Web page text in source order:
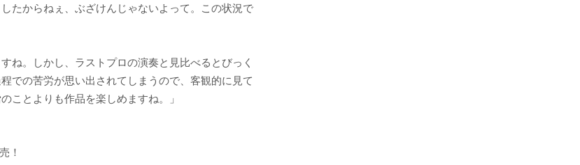
たからねぇ、ぶざけんじゃないよって。この状況で
ね。しかし、ラストプロの演奏と見比べるとびっく
での苦労が思い出されてしまうので、客観的に見て
ことよりも作品を楽しめますね。」
！